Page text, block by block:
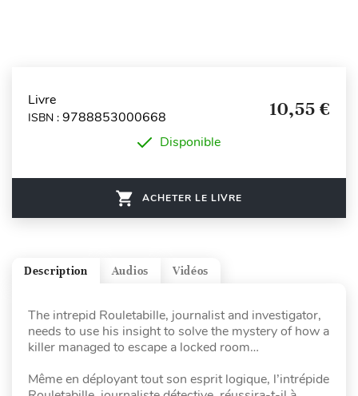
Livre
ISBN : 9788853000668 10,55 €
Disponible
ACHETER LE LIVRE
Vidéos
Audios
Description
The intrepid Rouletabille, journalist and investigator,
needs to use his insight to solve the mystery of how a
killer managed to escape a locked room…
Même en déployant tout son esprit logique, l’intrépide